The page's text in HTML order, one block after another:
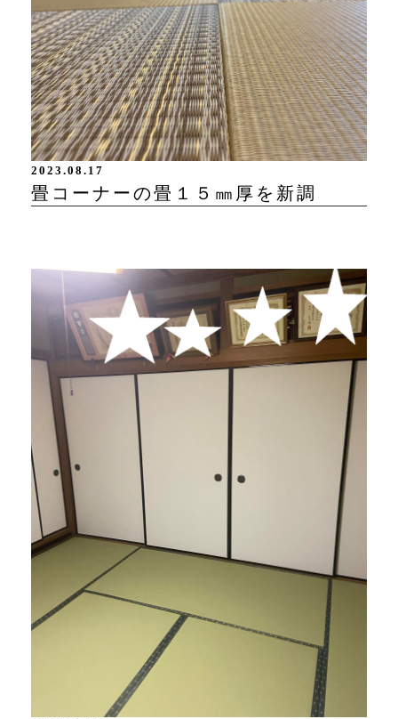
2023.08.17
畳コーナーの畳１５㎜厚を新調